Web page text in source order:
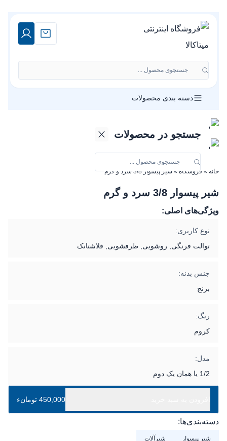
جستجوی محصول ...
جستجو در محصولات
دسته بندی محصولات
خانه » فروشگاه»شیر پیسوار 3/8 سرد و گرم
شیر پیسوار 3/8 سرد و گرم
ویژگی‌های اصلی:
نوع کاربری:
توالت فرنگی, روشویی, ظرفشویی, فلاشتانک
جنس بدنه:
برنج
رنگ:
کروم
مدل:
1/2 یا همان یک دوم
450,000 تومانء
دسته‌بندی‌ها:
شیر پیسوار شیرآلات